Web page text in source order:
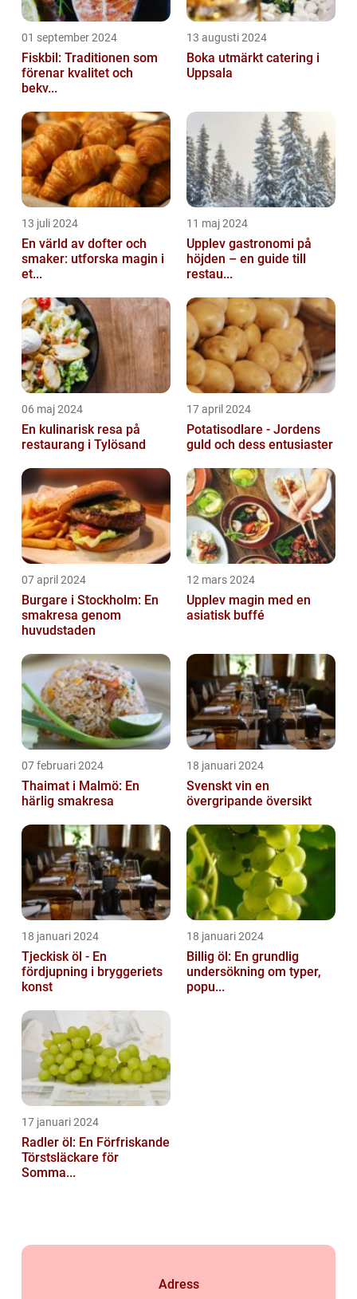
01 september 2024
Fiskbil: Traditionen som
förenar kvalitet och
bekv...
13 augusti 2024
Boka utmärkt catering i
Uppsala
13 juli 2024
En värld av dofter och
smaker: utforska magin i
et...
11 maj 2024
Upplev gastronomi på
höjden – en guide till
restau...
06 maj 2024
En kulinarisk resa på
restaurang i Tylösand
17 april 2024
Potatisodlare - Jordens
guld och dess entusiaster
07 april 2024
Burgare i Stockholm: En
smakresa genom
huvudstaden
12 mars 2024
Upplev magin med en
asiatisk buffé
07 februari 2024
Thaimat i Malmö: En
härlig smakresa
18 januari 2024
Svenskt vin en
övergripande översikt
18 januari 2024
Tjeckisk öl - En
fördjupning i bryggeriets
konst
18 januari 2024
Billig öl: En grundlig
undersökning om typer,
popu...
17 januari 2024
Radler öl: En Förfriskande
Törstsläckare för
Somma...
Adress